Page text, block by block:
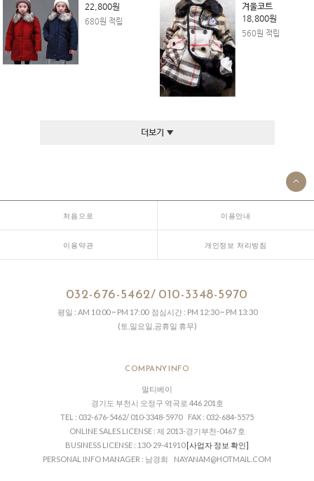
22,800원
680원 적립
겨울코트
18,800원
560원 적립
더보기 ▼
처음으로 이용안내
이용약관 개인정보 처리방침
032-676-5462/ 010-3348-5970
평일 : AM 10:00 ~ PM 17:00 점심시간 : PM 12:30 ~ PM 13:30
(토,일요일,공휴일 휴무)
COMPANY INFO
멀티베이
경기도 부천시 오정구 역곡로 446 201호
TEL : 032-676-5462/ 010-3348-5970 FAX : 032-684-5575
ONLINE SALES LICENSE : 제 2013-경기부천-0467 호
BUSINESS LICENSE : 130-29-41910[사업자 정보 확인]
PERSONAL INFO MANAGER : 남경희 NAYANAM@HOTMAIL.COM